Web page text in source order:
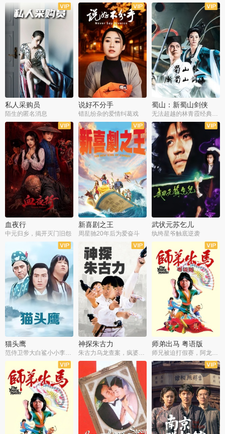
私人采购员
陌生的匿名消息
说好不分手
错乱纷杂的爱情纠葛戏
蜀山：新蜀山剑侠
无法超越的林青霞经典角色
血夜行
中元归乡，揭开灭门旧怨
新喜剧之王
周星驰20年后为爱奋斗
武状元苏乞儿
纨绔星爷触底逆袭
猫头鹰
范侍卫带大白鲨小小李破案寻妃
神探朱古力
朱古力乌龙查案，疯婆子神助攻
师弟出马 粤语版
师兄被迫打假赛，阿龙追查斗黑帮